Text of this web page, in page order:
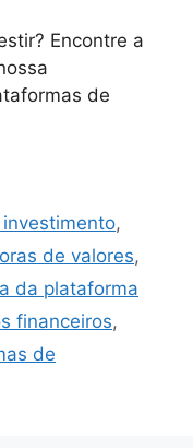
Encontre a
de
,
de valores,
da plataforma
financeiros,
de